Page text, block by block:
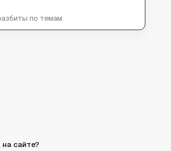
по темам.
сайте?